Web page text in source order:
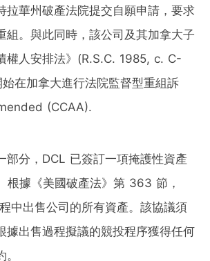
拉華州破產法院提交自願申請，要求
組。與此同時，該公司及其加拿大子
權人安排法》(R.S.C. 1985, c. C-
在加拿大進行法院監督型重組訴
(CCAA).
部分，DCL 已簽訂一項掩護性資產
根據《美國破產法》第 363 節，
中出售公司的所有資產。該協議須
據出售過程擬議的競投程序獲得任何